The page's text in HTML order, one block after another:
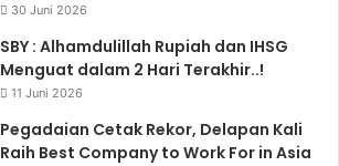
30 Juni 2026
SBY : Alhamdulillah Rupiah dan IHSG
Menguat dalam 2 Hari Terakhir..!
11 Juni 2026
Pegadaian Cetak Rekor, Delapan Kali
Raih Best Company to Work For in Asia